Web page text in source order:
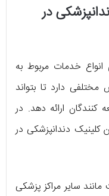
در
انواع خدمات مربوط به
دارد تا بتواند
کنندگان ارائه دهد. در
دندانپزشکی در
سایر مراکز پزشکی